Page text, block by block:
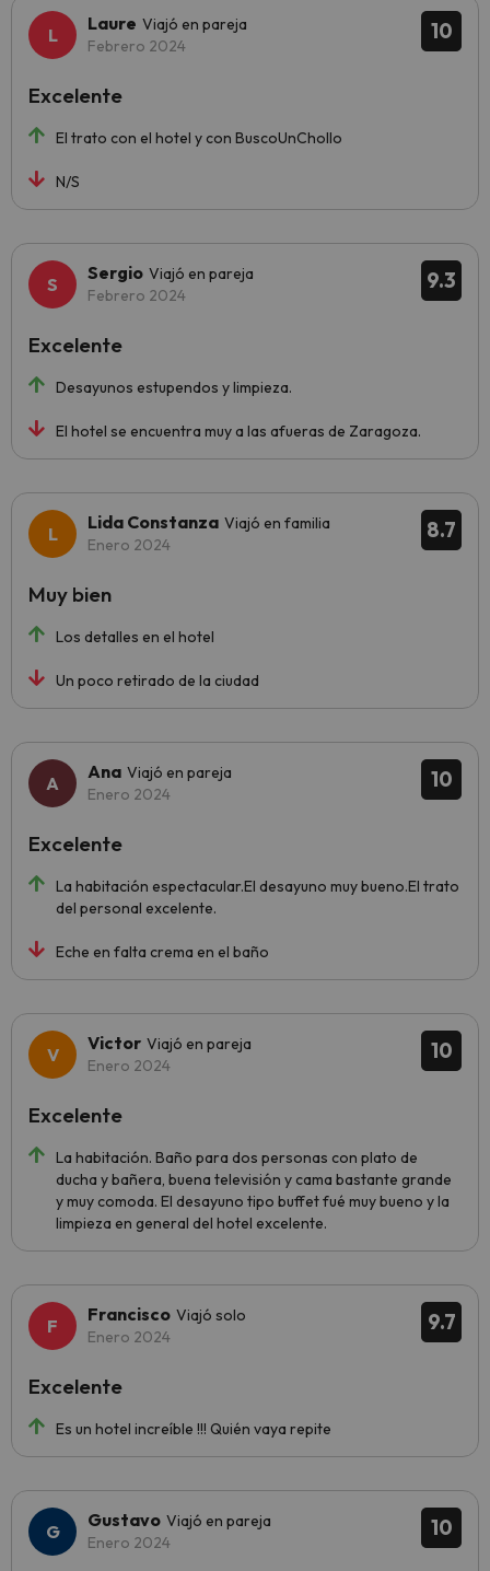
10
Laure Viajó en pareja
Febrero 2024
El trato con el hotel y con BuscoUnChollo
N/S
Excelente
9.3
Sergio Viajó en pareja
Febrero 2024
Desayunos estupendos y limpieza.
El hotel se encuentra muy a las afueras de Zaragoza.
Excelente
8.7
Lida Constanza Viajó en familia
Enero 2024
Los detalles en el hotel
Un poco retirado de la ciudad
Muy bien
10
Ana Viajó en pareja
Enero 2024
La habitación espectacular.El desayuno muy bueno.El trato
del personal excelente.
Eche en falta crema en el baño
Excelente
10
Victor Viajó en pareja
Enero 2024
La habitación. Baño para dos personas con plato de
ducha y bañera, buena televisión y cama bastante grande
y muy comoda. El desayuno tipo buffet fué muy bueno y la
limpieza en general del hotel excelente.
Excelente
9.7
Francisco Viajó solo
Enero 2024
Es un hotel increíble !!! Quién vaya repite
Excelente
10
Gustavo Viajó en pareja
Enero 2024